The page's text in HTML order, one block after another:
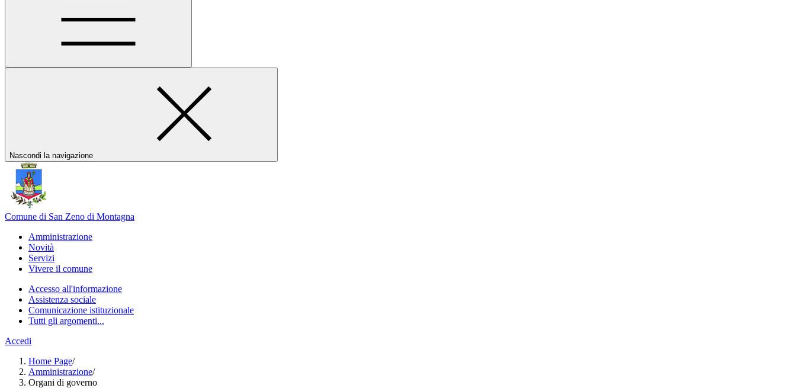
Nascondi la navigazione
Comune di San Zeno di Montagna
Amministrazione
Novità
Servizi
Vivere il comune
Accesso all'informazione
Assistenza sociale
Comunicazione istituzionale
Tutti gli argomenti...
Accedi
Home Page/
Amministrazione/
Organi di governo